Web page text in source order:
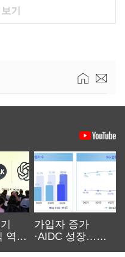
기
역대
가입자 증가
·AIDC 성장…